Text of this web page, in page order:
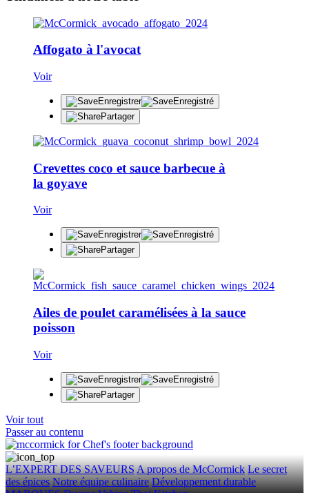
Affogato à l'avocat
Voir
Enregistrer
Enregistré
Partager
Crevettes coco et sauce barbecue à
la goyave
Voir
Enregistrer
Enregistré
Partager
Ailes de poulet caramélisées à la sauce
poisson
Voir
Enregistrer
Enregistré
Partager
Voir tout
Passer au contenu
L’EXPERT DES SAVEURSA propos de McCormick Le secret
des épices Notre équipe culinaire Développement durable